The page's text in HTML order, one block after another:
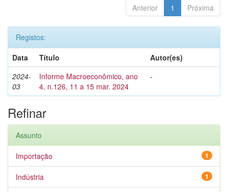
Anterior 1 Próxima
Registos:
Data
Título
Autor(es)
2024-
03
Informe Macroeconômico, ano
4, n.126, 11 a 15 mar. 2024
-
Refinar
Assunto
1
Importação
1
Indústria